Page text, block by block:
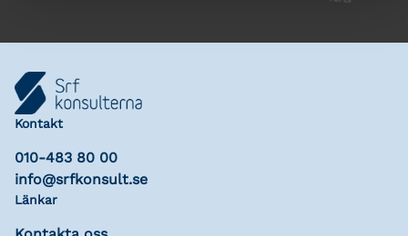
Kontakt
010-483 80 00
info@srfkonsult.se
Länkar